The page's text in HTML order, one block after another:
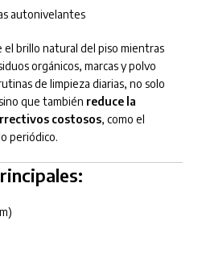
autonivelantes
brillo natural del piso mientras
orgánicos, marcas y polvo
de limpieza diarias, no solo
que también reduce la
costosos, como el
periódico.